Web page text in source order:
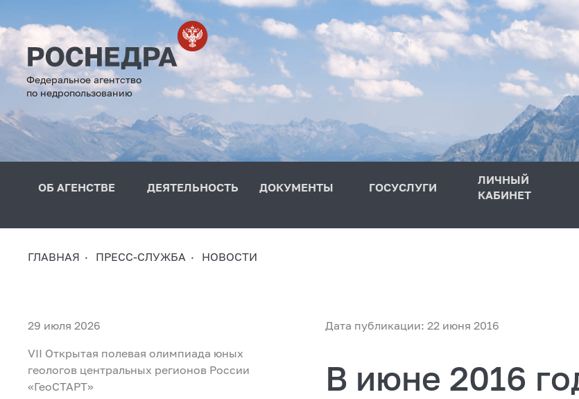
Федеральное агентство
по недропользованию
ОБ АГЕНСТВЕ ДЕЯТЕЛЬНОСТЬ ДОКУМЕНТЫ ГОСУСЛУГИ
ЛИЧНЫЙ
КАБИНЕТ
ГЛАВНАЯ ПРЕСС-СЛУЖБА НОВОСТИ
29 июля 2026
VII Открытая полевая олимпиада юных
геологов центральных регионов России
«ГеоСТАРТ»
Дата публикации: 22 июня 2016
В июне 2016